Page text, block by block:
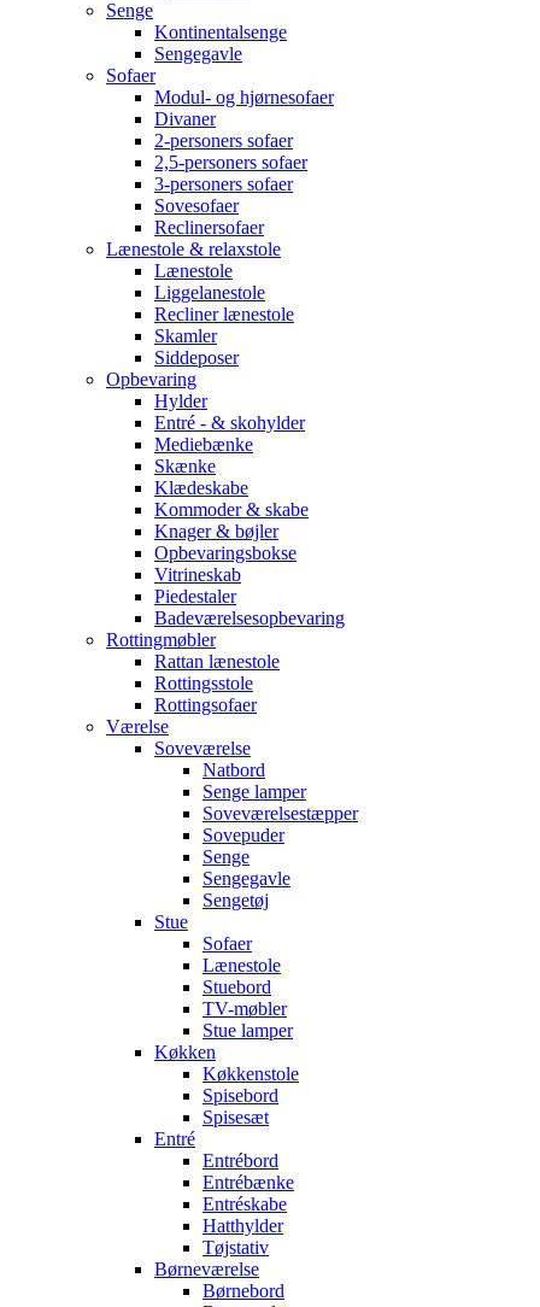
Senge
Kontinentalsenge
Sengegavle
Sofaer
Modul- og hjørnesofaer
Divaner
2-personers sofaer
2,5-personers sofaer
3-personers sofaer
Sovesofaer
Reclinersofaer
Lænestole & relaxstole
Lænestole
Liggelanestole
Recliner lænestole
Skamler
Siddeposer
Opbevaring
Hylder
Entré - & skohylder
Mediebænke
Skænke
Klædeskabe
Kommoder & skabe
Knager & bøjler
Opbevaringsbokse
Vitrineskab
Piedestaler
Badeværelsesopbevaring
Rottingmøbler
Rattan lænestole
Rottingsstole
Rottingsofaer
Værelse
Soveværelse
Natbord
Senge lamper
Soveværelsestæpper
Sovepuder
Senge
Sengegavle
Sengetøj
Stue
Sofaer
Lænestole
Stuebord
TV-møbler
Stue lamper
Køkken
Køkkenstole
Spisebord
Spisesæt
Entré
Entrébord
Entrébænke
Entréskabe
Hatthylder
Tøjstativ
Børneværelse
Børnebord